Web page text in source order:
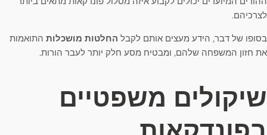
לצרכיהם.
בסופו של דבר, הידע מעצים אותם לקבל החלטות מושכלות התואמות
את חזון המשפחה שלהם, ומבטיח מסע חלק יותר לעבר הורות.
שיקולים משפטיים